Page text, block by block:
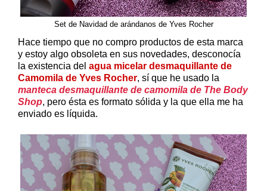
Set de Navidad de arándanos de Yves Rocher
Hace tiempo que no compro productos de esta marca
y estoy algo obsoleta en sus novedades, desconocía
la existencia del agua micelar desmaquillante de
Camomila de Yves Rocher, sí que he usado la
manteca desmaquillante de camomila de The Body
Shop, pero ésta es formato sólida y la que ella me ha
enviado es líquida.